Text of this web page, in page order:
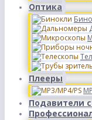
Оптика
Плееры
Подавители